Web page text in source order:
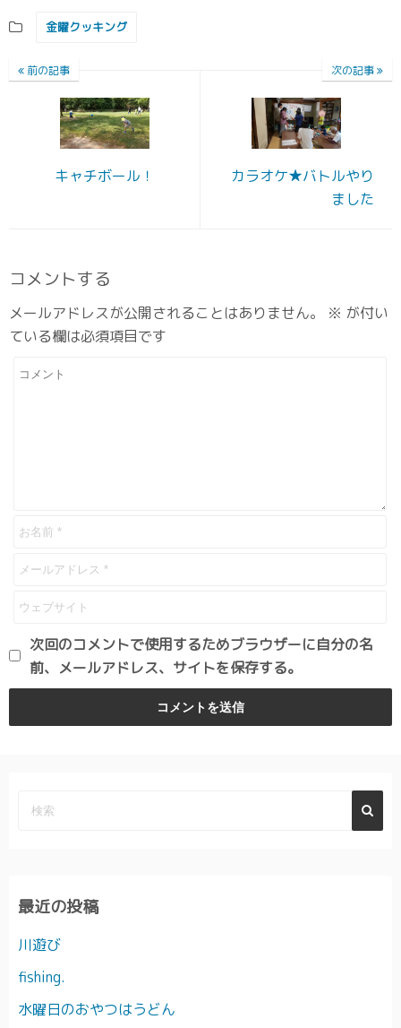
金曜クッキング
前の記事
キャチボール！
次の記事
カラオケ★バトルやり
ました
コメントする
メールアドレスが公開されることはありません。 ※ が付い
ている欄は必須項目です
次回のコメントで使用するためブラウザーに自分の名
前、メールアドレス、サイトを保存する。
最近の投稿
川遊び
fishing.
水曜日のおやつはうどん